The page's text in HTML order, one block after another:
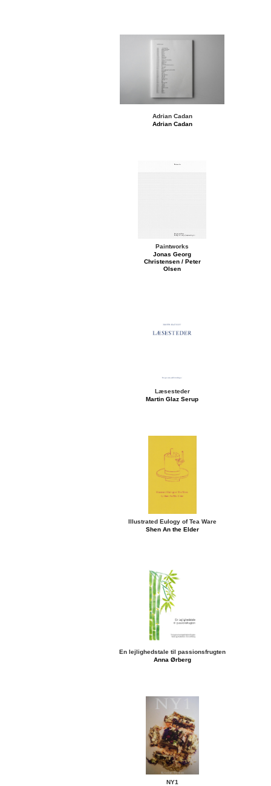
Adrian Cadan
Adrian Cadan
Paintworks
Jonas Georg
Christensen / Peter
Olsen
Læsesteder
Martin Glaz Serup
Illustrated Eulogy of Tea Ware
Shen An the Elder
En lejlighedstale til passionsfrugten
Anna Ørberg
NY1